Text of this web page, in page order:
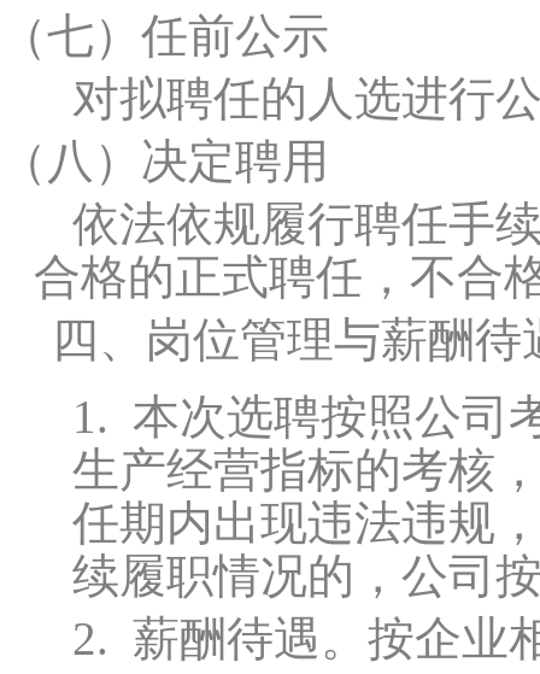
（七） 任前公示
对拟聘任的人选进行
（八） 决定聘用
依法依规履行聘任手
合格的正式聘任，不合
四、岗位管理与薪酬待
1. 本次选聘按照公司
生产经营指标的考核
任期内出现违法违规
续履职情况的，公司
2. 薪酬待遇。按企业